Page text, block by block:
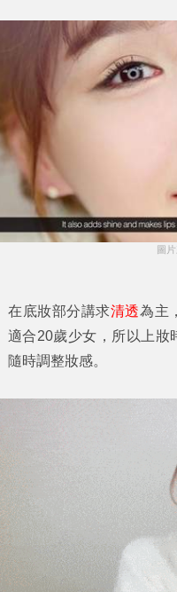
圖
在底妝部分講求清透為主
適合20歲少女，所以上妝
隨時調整妝感。